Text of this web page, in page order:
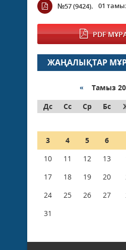
№57 (9424). 01
PDF
ЖАҢАЛЫҚТАР
« Тамыз
Дс
Сс Ср Бс
3
4 5 6
10
11 12 13
17
18 19 20
24
25 26 27
31